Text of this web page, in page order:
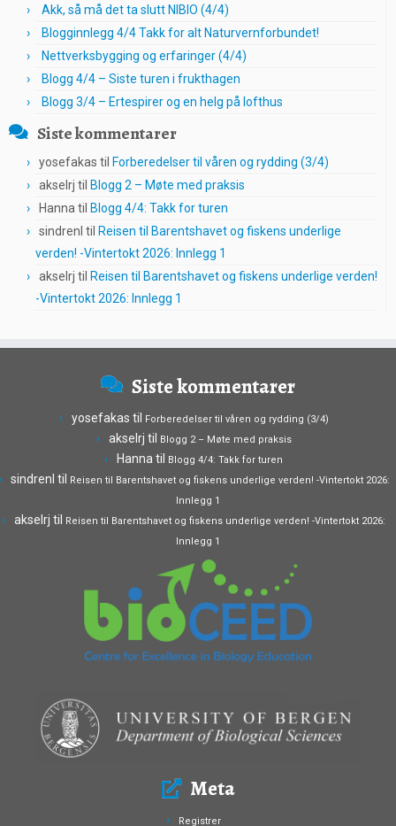
Akk, så må det ta slutt NIBIO (4/4)
Blogginnlegg 4/4 Takk for alt Naturvernforbundet!
Nettverksbygging og erfaringer (4/4)
Blogg 4/4 – Siste turen i frukthagen
Blogg 3/4 – Ertespirer og en helg på lofthus
Siste kommentarer
yosefakas til Forberedelser til våren og rydding (3/4)
akselrj til Blogg 2 – Møte med praksis
Hanna til Blogg 4/4: Takk for turen
sindrenl til Reisen til Barentshavet og fiskens underlige
verden! -Vintertokt 2026: Innlegg 1
akselrj til Reisen til Barentshavet og fiskens underlige verden!
-Vintertokt 2026: Innlegg 1
Siste kommentarer
yosefakas til Forberedelser til våren og rydding (3/4)
akselrj til Blogg 2 – Møte med praksis
Hanna til Blogg 4/4: Takk for turen
sindrenl til Reisen til Barentshavet og fiskens underlige verden! -Vintertokt 2026:
Innlegg 1
akselrj til Reisen til Barentshavet og fiskens underlige verden! -Vintertokt 2026:
Innlegg 1
Meta
Registrer